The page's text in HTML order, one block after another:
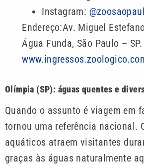
Instagram:
Endereço:Av. Miguel
Água Funda, São Paulo –
Olímpia (SP): águas quentes e
Quando o assunto é viagem em
tornou uma referência nacional.
aquáticos atraem visitantes
graças às águas naturalmente